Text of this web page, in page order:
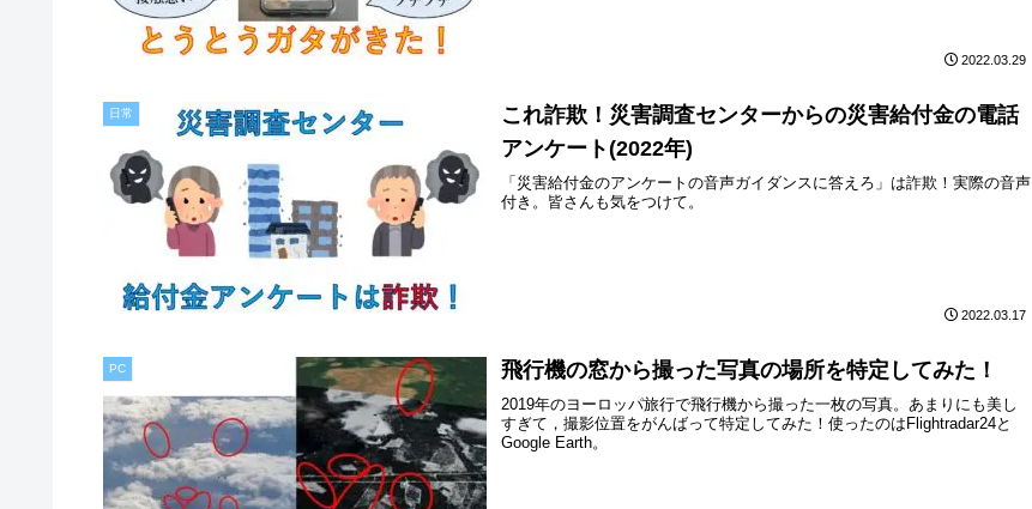
2022.03.29
日常
これ詐欺！災害調査センターからの災害給付金の電話
アンケート(2022年)
「災害給付金のアンケートの音声ガイダンスに答えろ」は詐欺！実際の音声
付き。皆さんも気をつけて。
2022.03.17
PC 飛行機の窓から撮った写真の場所を特定してみた！
2019年のヨーロッパ旅行で飛行機から撮った一枚の写真。あまりにも美し
すぎて，撮影位置をがんばって特定してみた！使ったのはFlightradar24と
Google Earth。